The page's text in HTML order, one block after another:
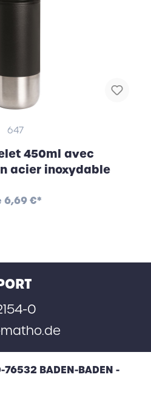
647
450ml avec
acier inoxydable
6,69 €*
0
76532 BADEN-BADEN -